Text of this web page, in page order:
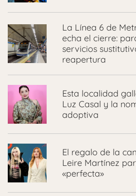
La Línea 6 de
echa el cierre:
servicios
reapertura
Esta localidad
Luz Casal y la
adoptiva
El regalo de la
Leire Martínez
«perfecta»